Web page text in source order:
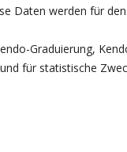
Daten werden für
Graduierung,
für statistische